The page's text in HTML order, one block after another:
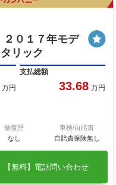
０１７年モデ
リック
万円
支払総額
33.68 万円
修復歴
なし
車検/自賠責
自賠責保険無し
【無料】電話問い合わせ